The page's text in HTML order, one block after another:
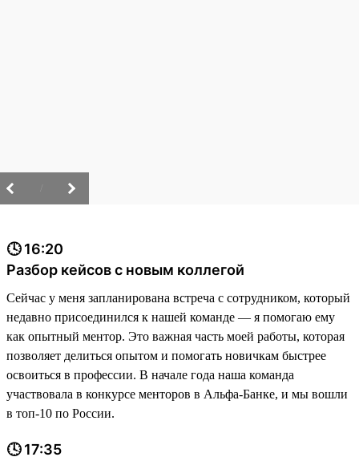
🕓 16:20
Разбор кейсов с новым коллегой
Сейчас у меня запланирована встреча с сотрудником, который
недавно присоединился к нашей команде — я помогаю ему
как опытный ментор. Это важная часть моей работы, которая
позволяет делиться опытом и помогать новичкам быстрее
освоиться в профессии. В начале года наша команда
участвовала в конкурсе менторов в Альфа-Банке, и мы вошли
в топ-10 по России.
🕓 17:35